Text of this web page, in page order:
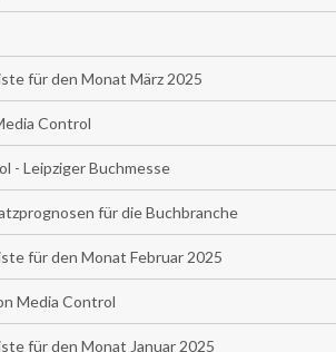
für den Monat März 2025
Control
- Leipziger Buchmesse
für die Buchbranche
für den Monat Februar 2025
Media Control
für den Monat Januar 2025